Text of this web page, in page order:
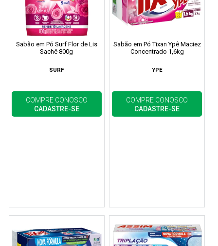
Sabão em Pó Surf Flor de Lis
Sachê 800g
SURF
COMPRE CONOSCO
CADASTRE-SE
Sabão em Pó Tixan Ypê Maciez
Concentrado 1,6kg
YPE
COMPRE CONOSCO
CADASTRE-SE